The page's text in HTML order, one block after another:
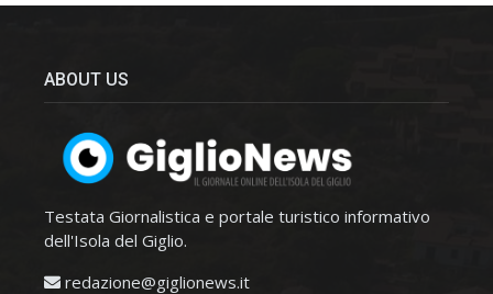
ABOUT US
Testata Giornalistica e portale turistico informativo
dell'Isola del Giglio.
redazione@giglionews.it